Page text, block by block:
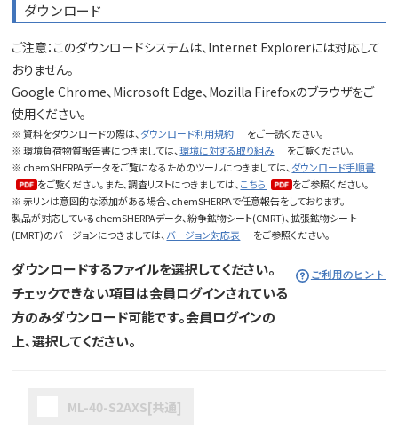
ダウンロード
ご注意：このダウンロードシステムは、Internet Explorerには対応して
おりません。
Google Chrome、Microsoft Edge、Mozilla Firefoxのブラウザをご
使用ください。
※ 資料をダウンロードの際は、 ダウンロード利用規約
をご一読ください。
※ 環境負荷物質報告書につきましては、環境に対する取り組み
をご覧ください。
※ chemSHERPAデータをご覧になるためのツールにつきましては、 ダウンロード手順書
をご覧ください。また、調査リストにつきましては、 こちら
をご参照ください。
※ 赤リンは意図的な添加がある場合、chemSHERPAで任意報告をしております。
製品が対応しているchemSHERPAデータ、紛争鉱物シート(CMRT)、拡張鉱物シー ト
(EMRT)のバージョンにつきましては、 バージョン対応表 をご参照ください。
ダウンロードするファイルを選択してください。
チェックできない項目は会員ログインされている
方のみダウンロード可能です。会員ログインの
上、選択してください。
ご利用のヒント
ML-40-S2AXS[共通]